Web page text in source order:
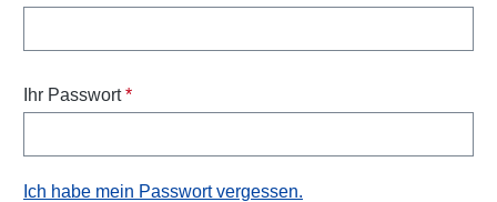
Ihr Passwort*
Ich habe mein Passwort vergessen.